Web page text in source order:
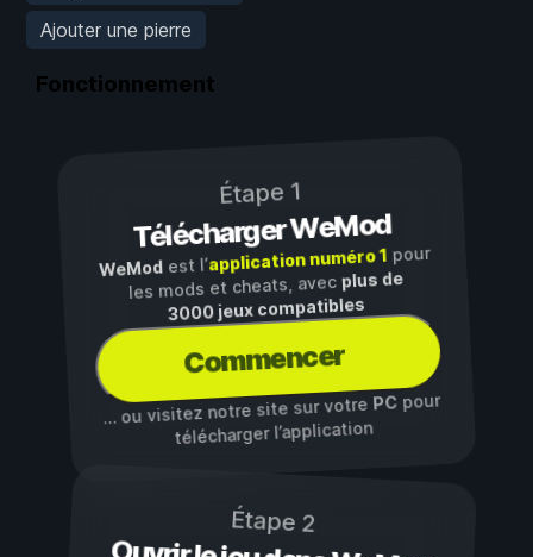
Ajouter une pierre
Fonctionnement
Étape 1
Télécharger WeMod
WeModest l’application numéro 1pour
les mods et cheats, avec plus de
3000 jeux compatibles
Commencer
… ou visitez notre site sur votre PCpour
télécharger l’application
Étape 2